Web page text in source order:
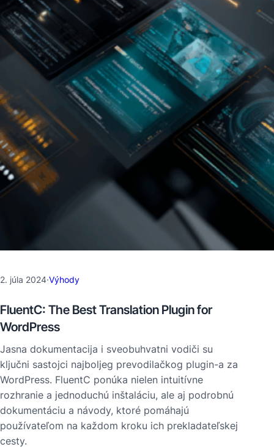
2. júla 2024·Výhody
FluentC: The Best Translation Plugin for
WordPress
Jasna dokumentacija i sveobuhvatni vodiči su
ključni sastojci najboljeg prevodilačkog plugin-a za
WordPress. FluentC ponúka nielen intuitívne
rozhranie a jednoduchú inštaláciu, ale aj podrobnú
dokumentáciu a návody, ktoré pomáhajú
používateľom na každom kroku ich prekladateľskej
cesty.